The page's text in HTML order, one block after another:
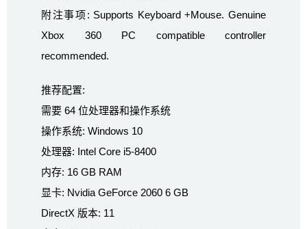
附注事项: Supports Keyboard +Mouse. Genuine
Xbox 360 PC compatible controller
recommended.
推荐配置:
需要 64 位处理器和操作系统
操作系统: Windows 10
处理器: Intel Core i5-8400
内存: 16 GB RAM
显卡: Nvidia GeForce 2060 6 GB
DirectX 版本: 11